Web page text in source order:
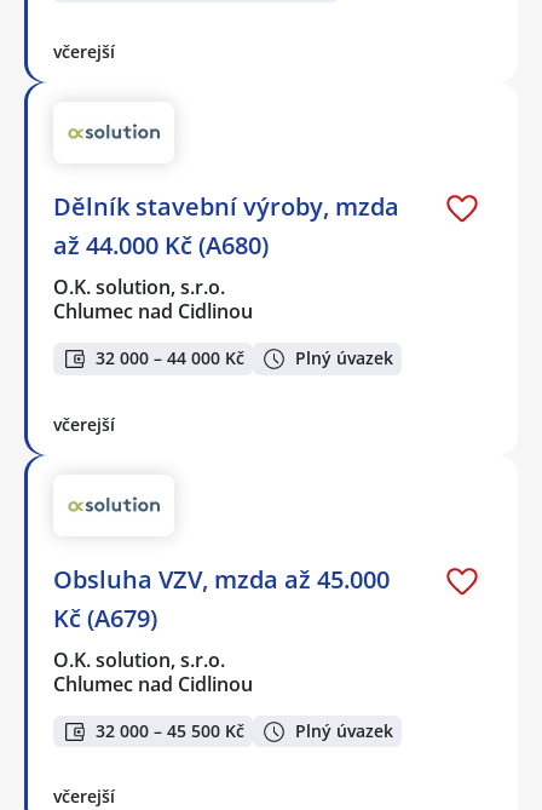
včerejší
Dělník stavební výroby, mzda
až 44.000 Kč (A680)
O.K. solution, s.r.o.
Chlumec nad Cidlinou
32 000 – 44 000 Kč Plný úvazek
včerejší
Obsluha VZV, mzda až 45.000
Kč (A679)
O.K. solution, s.r.o.
Chlumec nad Cidlinou
32 000 – 45 500 Kč Plný úvazek
včerejší